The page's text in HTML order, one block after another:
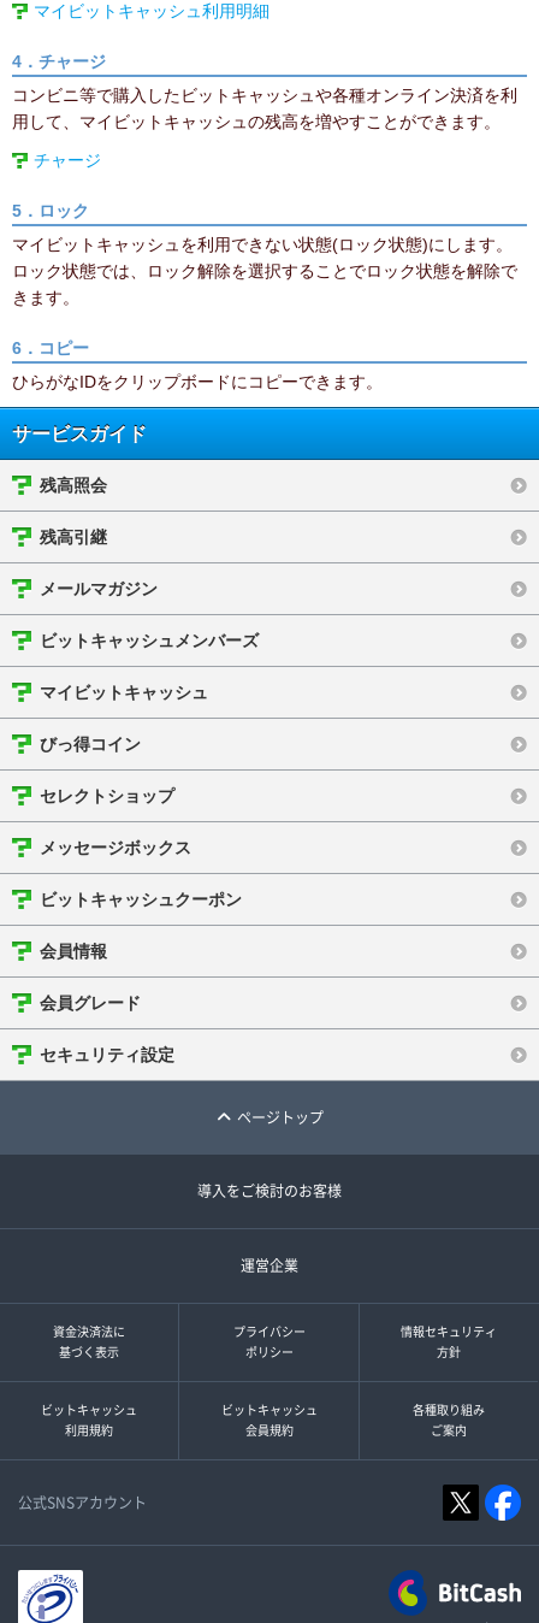
マイビットキャッシュ利用明細
4．チャージ
コンビニ等で購入したビットキャッシュや各種オンライン決済を利
用して、マイビットキャッシュの残高を増やすことができます。
チャージ
5．ロック
マイビットキャッシュを利用できない状態(ロック状態)にします。
ロック状態では、ロック解除を選択することでロック状態を解除で
きます。
6．コピー
ひらがなIDをクリップボードにコピーできます。
サービスガイド
残高照会
残高引継
メールマガジン
ビットキャッシュメンバーズ
マイビットキャッシュ
びっ得コイン
セレクトショップ
メッセージボックス
ビットキャッシュクーポン
会員情報
会員グレード
セキュリティ設定
ページトップ
導入をご検討のお客様
運営企業
資金決済法に
基づく表示
プライバシー
ポリシー
情報セキュリティ
方針
ビットキャッシュ
利用規約
ビットキャッシュ
会員規約
各種取り組み
ご案内
公式SNSアカウント